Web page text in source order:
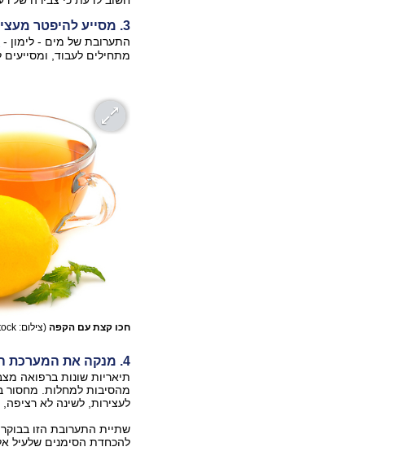
3. מסייע להיפטר מעצירות
התערובת של מים - לימון -
מתחילים לעבוד,
חכו קצת עם הקפה (צילום: shutterstock)
4. מנקה את המערכת הלימפטית
תיאריות שונות ברפואה
מהסיבות למחלות. מחסור
לעצירות, לשינה לא
שתיית התערובת הזו
להכחדת הסימנים שלעיל